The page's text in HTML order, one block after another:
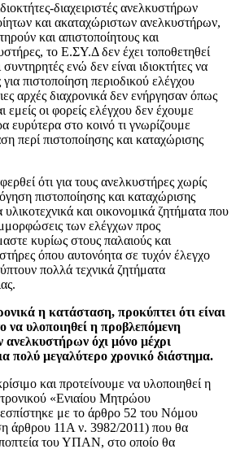
διαχειριστές ανελκυστήρων
και ακαταχώριστων ανελκυστήρων,
και απιστοποίητους και
το Ε.ΣΥ.Δ δεν έχει τοποθετηθεί
συντηρητές ενώ δεν είναι ιδιοκτήτες να
πιστοποίηση περιοδικού ελέγχου
αρχές διαχρονικά δεν ενήργησαν όπως
εμείς οι φορείς ελέγχου δεν έχουμε
ευρύτερα στο κοινό τι γνωρίζουμε
περί πιστοποίησης και καταχώρισης
ότι για τους ανελκυστήρες χωρίς
πιστοποίησης και καταχώρισης
υλικοτεχνικά και οικονομικά ζητήματα που
των ελέγχων προς
κυρίως στους παλαιούς και
όπου αυτονόητα σε τυχόν έλεγχο
πολλά τεχνικά ζητήματα
η κατάσταση, προκύπτει ότι είναι
υλοποιηθεί η προβλεπόμενη
όχι μόνο μέχρι
πολύ μεγαλύτερο χρονικό διάστημα.
και προτείνουμε να υλοποιηθεί η
«Ενιαίου Μητρώου
με το άρθρο 52 του Νόμου
άρθρου 11Α ν. 3982/2011) που θα
του ΥΠΑΝ, στο οποίο θα